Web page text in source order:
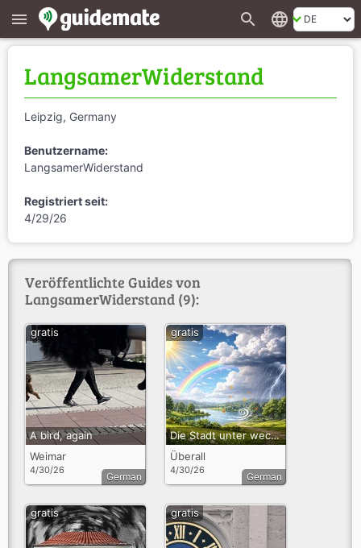
menu search language
LangsamerWiderstand
Leipzig, Germany
Benutzername:
LangsamerWiderstand
Registriert seit:
4/29/26
Veröffentlichte Guides von
LangsamerWiderstand (9):
A bird, again
Weimar
4/30/26
gratis
German
Die Stadt unter wechselndem Himmel
Überall
4/30/26
gratis
German
gratis gratis